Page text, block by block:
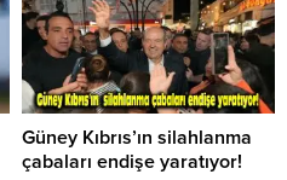
duruşu ile başlayacak 62. Olağan
Genel Kurul, Başkanlık Divanının
oluşumu, gelen mesajların
okunması, Oda Başkanının
konuşması, Protokol konuşmaları,
61. Çalışma Döneminin Faaliyet...
Güney Kıbrıs’ın silahlanma
çabaları endişe yaratıyor!